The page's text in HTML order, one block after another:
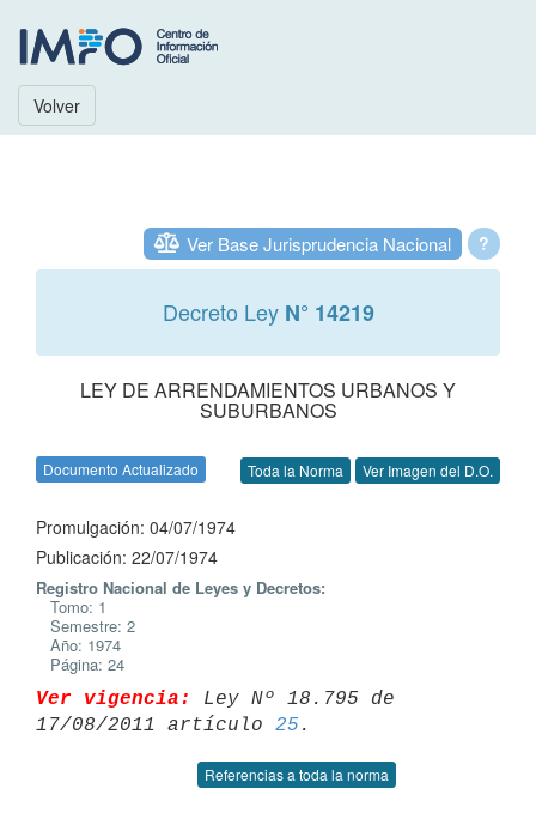
Volver
?
Ver Base Jurisprudencia Nacional
Decreto Ley N° 14219
LEY DE ARRENDAMIENTOS URBANOS Y
SUBURBANOS
Documento Actualizado Toda la Norma Ver Imagen del D.O.
Promulgación: 04/07/1974
Publicación: 22/07/1974
Registro Nacional de Leyes y Decretos:
Tomo: 1
Semestre: 2
Año: 1974
Página: 24
Ver vigencia:
Ley Nº 18.795 de
17/08/2011 artículo 25
Referencias a toda la norma